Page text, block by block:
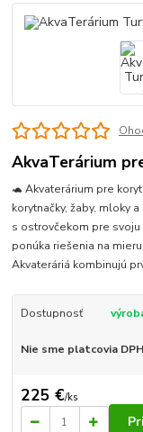
AkvaTerárium
🐢 Akvaterárium pre
korytnačky, žaby, mloky
s ostrovčekom pre
ponúka riešenia na
Akvateráriá kombinujú
Dostupnosť
Nie sme platcovia DPH
225 €/ks